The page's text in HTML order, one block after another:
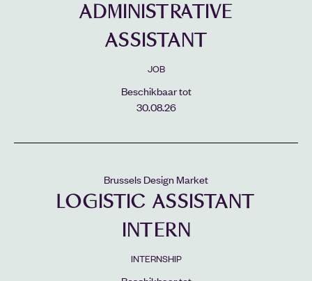
ADMINISTRATIVE
ASSISTANT
JOB
Beschikbaar tot
30.08.26
Brussels Design Market
LOGISTIC ASSISTANT
INTERN
INTERNSHIP